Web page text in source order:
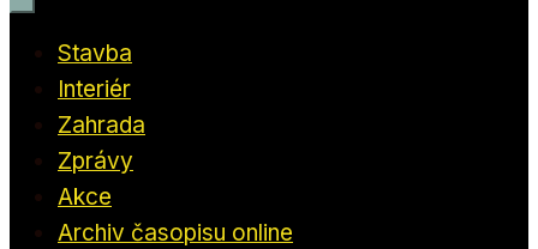
Stavba
Interiér
Zahrada
Zprávy
Akce
Archiv časopisu online